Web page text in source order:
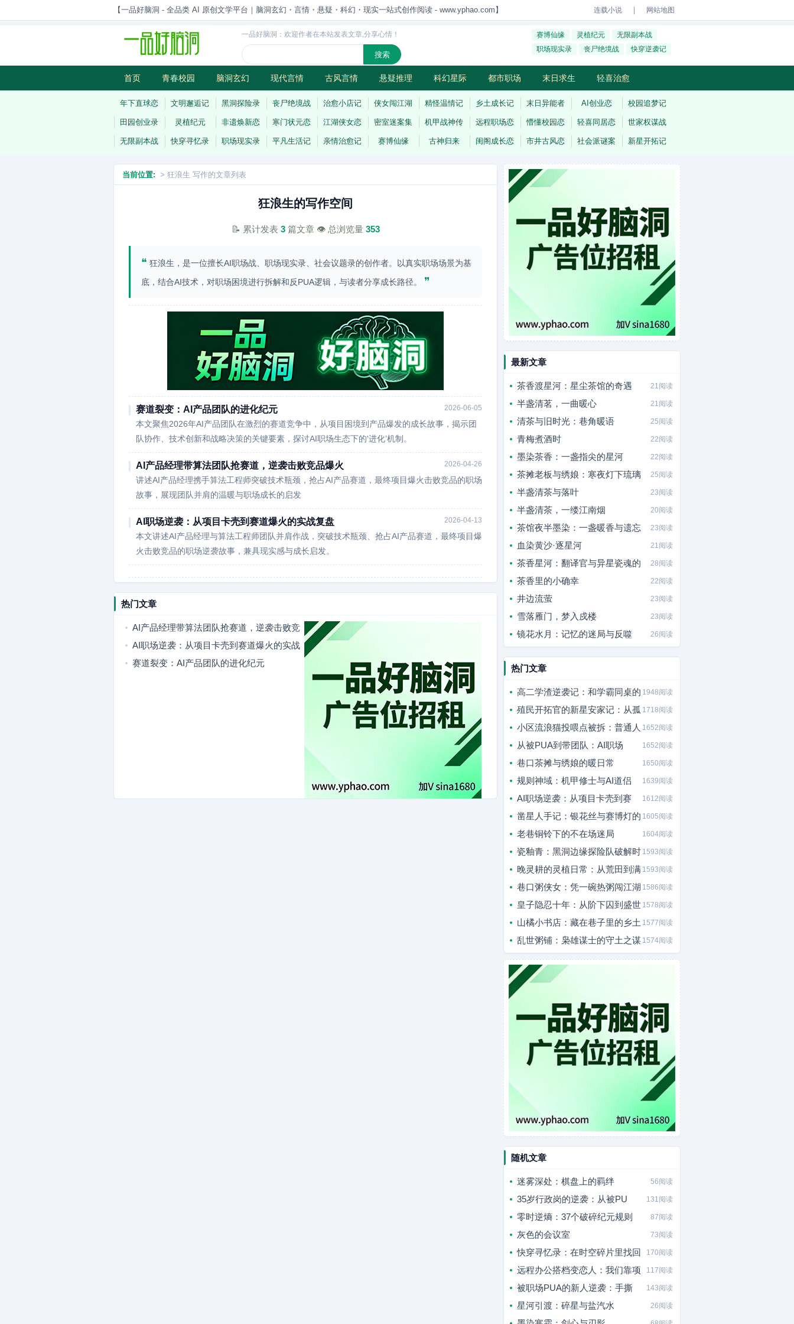
【一品好脑洞 - 全品类 AI 原创文学平台｜脑洞玄幻・言情・悬疑・科幻・现实一站式创作阅读 - www.yphao.com】 连载小说 ｜ 网站地图
一品好脑洞：欢迎作者在本站发表文章,分享心情！ 赛博仙缘 灵植纪元
无限副本战
职场现实录
丧尸绝境战 快穿逆袭记
首页 青春校园 脑洞玄幻 现代言情 古风言情 悬疑推理 科幻星际 都市职场 末日求生 轻喜治愈
历史权谋 武侠江湖 灵异志怪 连载
年下直球恋 文明邂逅记 黑洞探险录 丧尸绝境战 治愈小店记 侠女闯江湖 精怪温情记 乡土成长记 末日异能者 AI创业恋 校园追梦记
田园创业录 灵植纪元 非遗焕新恋 寒门状元恋 江湖侠女恋 密室迷案集 机甲战神传 远程职场恋 懵懂校园恋 轻喜同居恋 世家权谋战
无限副本战 快穿寻忆录 职场现实录 平凡生活记 亲情治愈记 赛博仙缘 古神归来 闺阁成长恋 市井古风恋 社会派谜案 新星开拓记
当前位置: > 狂浪生 写作的文章列表
狂浪生的写作空间
📝 累计发表 3篇文章 👁️ 总浏览量 353
❝ 狂浪生，是一位擅长AI职场战、职场现实录、社会议题录的创作者。以真实职场场景为基
底，结合AI技术，对职场困境进行拆解和反PUA逻辑，与读者分享成长路径。
❞
赛道裂变：AI产品团队的进化纪元 2026-06-05
本文聚焦2026年AI产品团队在激烈的赛道竞争中，从项目困境到产品爆发的成长故事，揭示团
队协作、技术创新和战略决策的关键要素，探讨AI职场生态下的‘进化’机制。
AI产品经理带算法团队抢赛道，逆袭击败竞品爆火 2026-04-26
讲述AI产品经理携手算法工程师突破技术瓶颈，抢占AI产品赛道，最终项目爆火击败竞品的职场
故事，展现团队并肩的温暖与职场成长的启发
AI职场逆袭：从项目卡壳到赛道爆火的实战复盘 2026-04-13
本文讲述AI产品经理与算法工程师团队并肩作战，突破技术瓶颈、抢占AI产品赛道，最终项目爆
火击败竞品的职场逆袭故事，兼具现实感与成长启发。
热门文章
AI产品经理带算法团队抢赛道，逆袭击败竞
品爆火
AI职场逆袭：从项目卡壳到赛道爆火的实战
复盘
赛道裂变：AI产品团队的进化纪元
最新文章
茶香渡星河：星尘茶馆的奇遇 21阅读
半盏清茗，一曲暖心 21阅读
清茶与旧时光：巷角暖语 25阅读
青梅煮酒时 22阅读
墨染茶香：一盏指尖的星河 22阅读
茶摊老板与绣娘：寒夜灯下琉璃 25阅读
半盏清茶与落叶 23阅读
半盏清茶，一缕江南烟 20阅读
茶馆夜半墨染：一盏暖香与遗忘 23阅读
血染黄沙·逐星河 21阅读
茶香星河：翻译官与异星瓷魂的 28阅读
茶香里的小确幸 22阅读
井边流萤 23阅读
雪落雁门，梦入戍楼 23阅读
镜花水月：记忆的迷局与反噬 26阅读
热门文章
高二学渣逆袭记：和学霸同桌的 1948阅读
殖民开拓官的新星安家记：从孤 1718阅读
小区流浪猫投喂点被拆：普通人 1652阅读
从被PUA到带团队：AI职场 1652阅读
巷口茶摊与绣娘的暖日常 1650阅读
规则神域：机甲修士与AI道侣 1639阅读
AI职场逆袭：从项目卡壳到赛 1612阅读
凿星人手记：银花丝与赛博灯的 1605阅读
老巷铜铃下的不在场迷局 1604阅读
瓷釉青：黑洞边缘探险队破解时 1593阅读
晚灵耕的灵植日常：从荒田到满 1593阅读
巷口粥侠女：凭一碗热粥闯江湖 1586阅读
皇子隐忍十年：从阶下囚到盛世 1578阅读
山橘小书店：藏在巷子里的乡土 1577阅读
乱世粥铺：枭雄谋士的守土之谋 1574阅读
随机文章
迷雾深处：棋盘上的羁绊 56阅读
35岁行政岗的逆袭：从被PU 131阅读
零时逆熵：37个破碎纪元规则 87阅读
灰色的会议室 73阅读
快穿寻忆录：在时空碎片里找回 170阅读
远程办公搭档变恋人：我们靠项 117阅读
被职场PUA的新人逆袭：手撕 143阅读
星河引渡：碎星与盐汽水 26阅读